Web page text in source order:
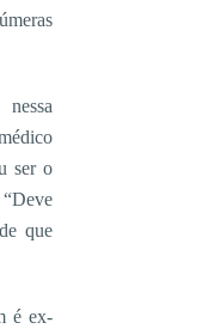
ser o
que
é ex-